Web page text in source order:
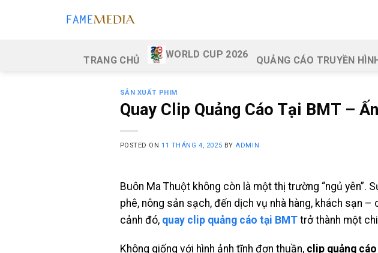
TRANG CHỦ
WORLD CUP 2026
QUẢNG CÁO TRUYỀN
SẢN XUẤT PHIM
Quay Clip Quảng Cáo Tại BMT –
POSTED ON11 THÁNG 4, 2025 BY ADMIN
Buôn Ma Thuột không còn là một thị trường “ngủ yên”.
phê, nông sản sạch, đến dịch vụ nhà hàng, khách sạn
cảnh đó, quay clip quảng cáo tại BMTtrở thành một
Không giống với hình ảnh tĩnh đơn thuần, clip quảng cáo